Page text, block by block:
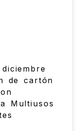
de cartón
Multiusos